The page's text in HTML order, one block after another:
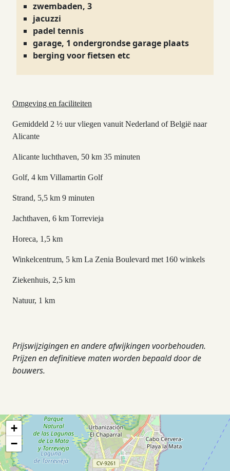
zwembaden, 3
jacuzzi
padel tennis
garage, 1 ondergrondse garage plaats
berging voor fietsen etc
Omgeving en faciliteiten
Gemiddeld 2 ½ uur vliegen vanuit Nederland of België naar
Alicante
Alicante luchthaven, 50 km 35 minuten
Golf, 4 km Villamartin Golf
Strand, 5,5 km 9 minuten
Jachthaven, 6 km Torrevieja
Horeca, 1,5 km
Winkelcentrum, 5 km La Zenia Boulevard met 160 winkels
Ziekenhuis, 2,5 km
Natuur, 1 km
Prijswijzigingen en andere afwijkingen voorbehouden.
Prijzen en definitieve maten worden bepaald door de
bouwers.
+
−